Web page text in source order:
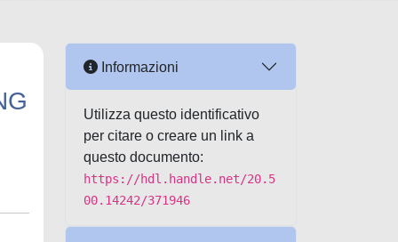
Informazioni
Utilizza questo identificativo
per citare o creare un link a
questo documento:
https://hdl.handle.net/20.5
00.14242/371946